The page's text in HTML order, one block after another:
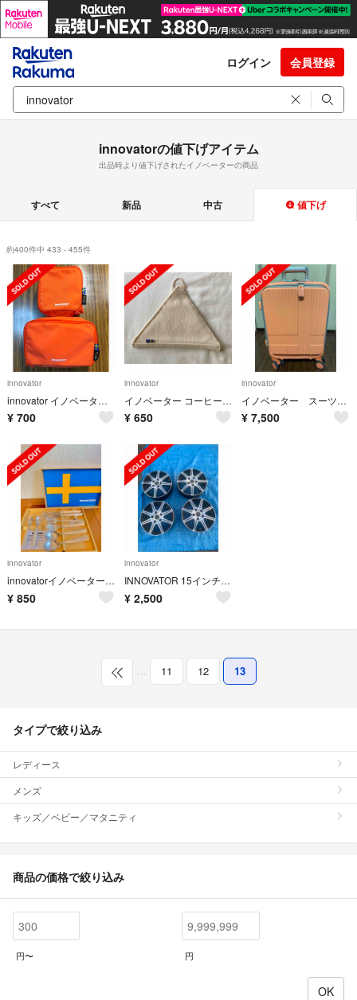
ログイン 会員登録
innovatorの値下げアイテム
出品時より値下げされたイノベーターの商品
すべて 新品 中古 値下げ
約400件中 433 - 455件
innovator
innovator イノベーター 入れ物 2個
¥ 700
innovator
イノベーター コーヒーフィルターケース
¥ 650
innovator
イノベーター スーツケース★週末セール
¥ 7,500
innovator
innovatorイノベーター ペアディナー8本 カトラリー
¥ 850
innovator
INNOVATOR 15インチ ホイール 4本セット 中古品
¥ 2,500
… 11 12 13
タイプで絞り込み
レディース
メンズ
キッズ／ベビー／マタニティ
商品の価格で絞り込み
円〜 円